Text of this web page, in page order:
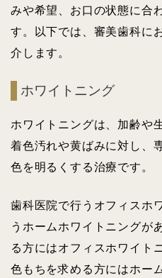
みや希望、お口の状態に合
す。以下では、審美歯科に
介します。
ホワイトニング
ホワイトニングは、加齢や
着色汚れや黄ばみに対し、
色を明るくする治療です。
歯科医院で行うオフィスホ
うホームホワイトニングが
る方にはオフィスホワイト
色もちを求める方にはホー